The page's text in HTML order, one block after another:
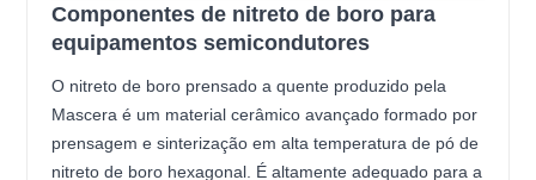
Componentes de nitreto de boro para
equipamentos semicondutores
O nitreto de boro prensado a quente produzido pela
Mascera é um material cerâmico avançado formado por
prensagem e sinterização em alta temperatura de pó de
nitreto de boro hexagonal. É altamente adequado para a